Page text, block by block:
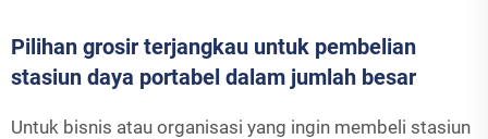
Pilihan grosir terjangkau untuk pembelian
stasiun daya portabel dalam jumlah besar
Untuk bisnis atau organisasi yang ingin membeli stasiun